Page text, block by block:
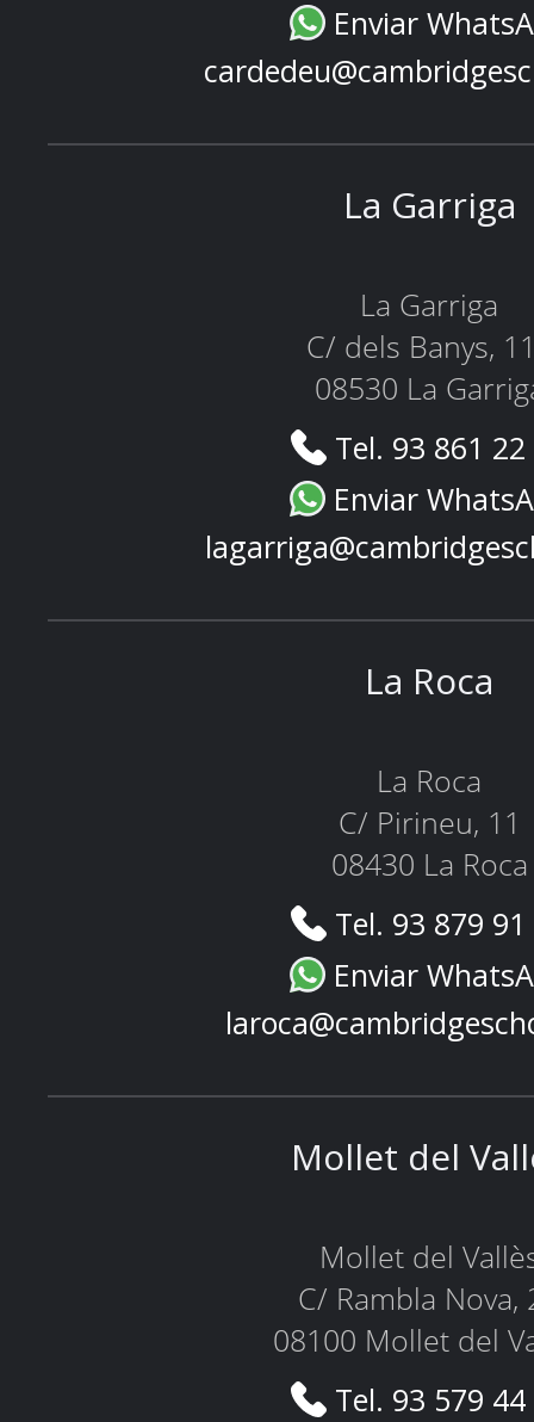
Enviar
La Garriga
La Garriga
C/ dels Banys,
08530 La
Tel. 93 861
Enviar
La Roca
La Roca
C/ Pirineu, 11
08430 La Roca
Tel. 93 879
Enviar
Mollet del
Mollet del
C/ Rambla Nova,
08100 Mollet del
Tel. 93 579